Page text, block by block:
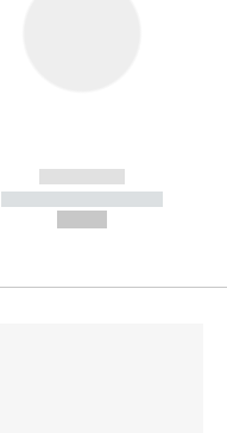
------------
----------- -----------